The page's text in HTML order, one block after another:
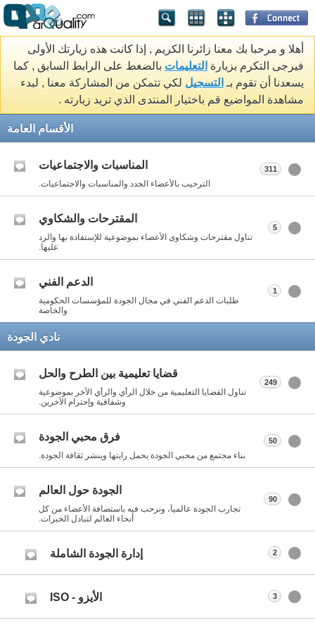
أهلا و مرحبا بك معنا زائرنا الكريم , إذا كانت هذه زيارتك الأولى
فيرجى التكرم بزيارة التعليمات بالضغط على الرابط السابق , كما
يسعدنا أن تقوم بـ التسجيل لكي تتمكن من المشاركة معنا , لبدء
مشاهدة المواضيع قم باختيار المنتدى الذي تريد زيارته .
الأقسام العامة
المناسبات والاجتماعيات
الترحيب بالأعضاء الجدد والمناسبات والاجتماعيات.
311
المقترحات والشكاوي
تناول مقترحات وشكاوى الأعضاء بموضوعية للإستفادة بها والرد
عليها.
5
الدعم الفني
طلبات الدعم الفني في مجال الجودة للمؤسسات الحكومية
والخاصة
1
نادي الجودة
قضايا تعليمية بين الطرح والحل
تناول القضايا التعليمية من خلال الرأي والرأي الآخر بموضوعية
وشفافية وإحترام الآخرين.
249
فرق محبي الجودة
بناء مجتمع من محبي الجودة يحمل رايتها وينشر ثقافة الجودة.
50
الجودة حول العالم
تجارب الجودة عالمياً، ونرحب فيه باستضافة الأعضاء من كل
أنحاء العالم لتبادل الخبرات.
90
إدارة الجودة الشاملة 2
الأيزو - ISO 3